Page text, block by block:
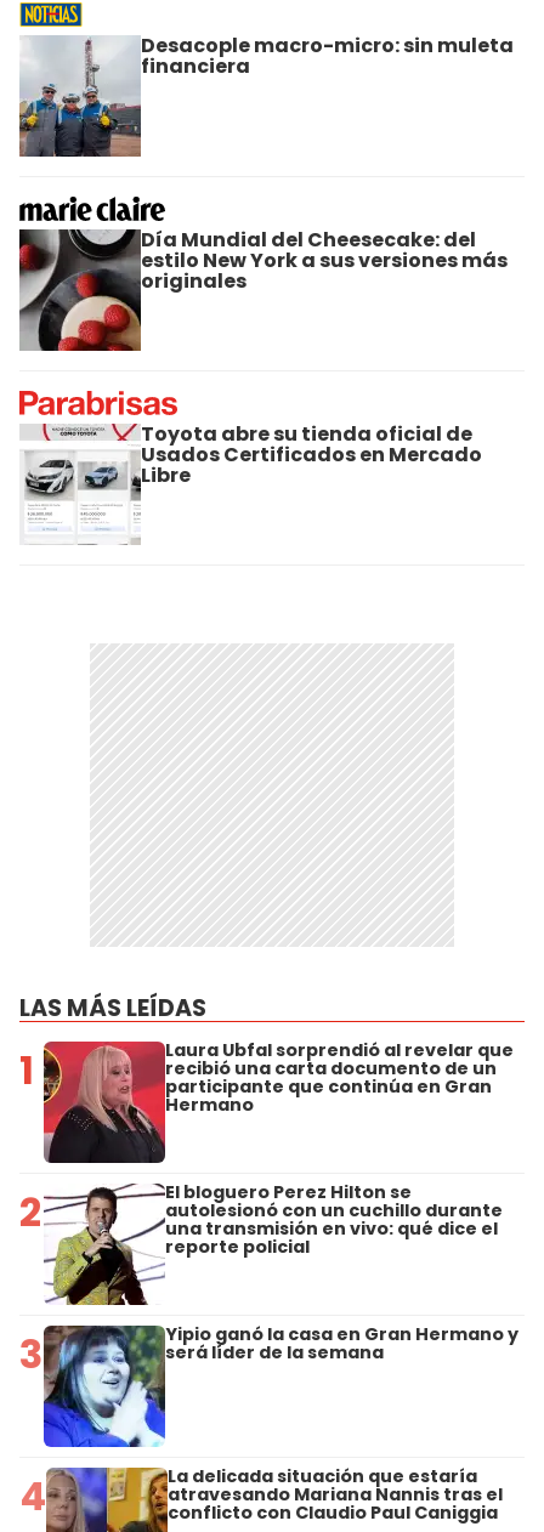
Desacople macro-micro: sin muleta
financiera
Día Mundial del Cheesecake: del
estilo New York a sus versiones más
originales
Toyota abre su tienda oficial de
Usados Certificados en Mercado
Libre
LAS MÁS LEÍDAS
1 Laura Ubfal sorprendió al revelar que
recibió una carta documento de un
participante que continúa en Gran
Hermano
2 El bloguero Perez Hilton se
autolesionó con un cuchillo durante
una transmisión en vivo: qué dice el
reporte policial
3 Yipio ganó la casa en Gran Hermano y
será líder de la semana
4 La delicada situación que estaría
atravesando Mariana Nannis tras el
conflicto con Claudio Paul Caniggia